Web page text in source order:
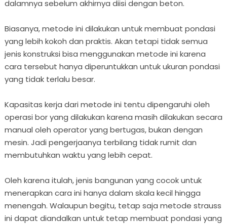
dalamnya sebelum akhirnya diisi dengan beton.
Biasanya, metode ini dilakukan untuk membuat pondasi
yang lebih kokoh dan praktis. Akan tetapi tidak semua
jenis konstruksi bisa menggunakan metode ini karena
cara tersebut hanya diperuntukkan untuk ukuran pondasi
yang tidak terlalu besar.
Kapasitas kerja dari metode ini tentu dipengaruhi oleh
operasi bor yang dilakukan karena masih dilakukan secara
manual oleh operator yang bertugas, bukan dengan
mesin. Jadi pengerjaanya terbilang tidak rumit dan
membutuhkan waktu yang lebih cepat.
Oleh karena itulah, jenis bangunan yang cocok untuk
menerapkan cara ini hanya dalam skala kecil hingga
menengah. Walaupun begitu, tetap saja metode strauss
ini dapat diandalkan untuk tetap membuat pondasi yang